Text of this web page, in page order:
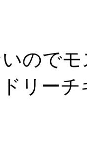
のでモ
リー